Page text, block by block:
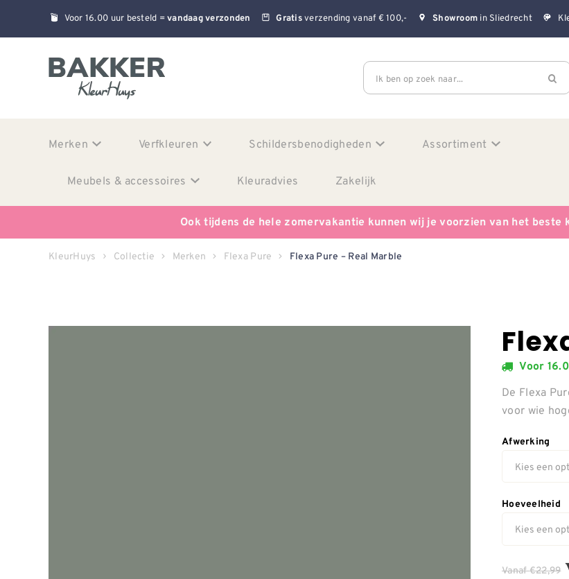
Voor 16.00 uur besteld =vandaag verzonden Gratisverzending vanaf € 100,- Showroom in Sliedrecht
Ik ben op zoek naar...
Merken Verfkleuren Schildersbenodigheden Assortiment
Meubels & accessoires Kleuradvies Zakelijk
Ook tijdens de hele zomervakantie kunnen wij je voorzien van het beste
KleurHuys Collectie Merken Flexa Pure Flexa Pure – Real Marble
Voor
De Flexa
voor wie
Afwerking
Hoeveelheid
Vanaf€22,99